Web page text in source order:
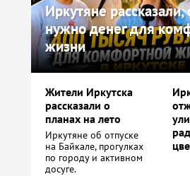
Иркутяне
нужно денег для
жизни
Жители Иркутска
рассказали о
планах на лето
Иркутяне об отпуске
на Байкале, прогулках
по городу и активном
досуге.